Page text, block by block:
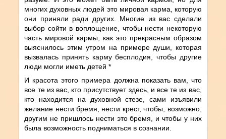
многих духовных людей это мировая карма, которую
они приняли ради других. Многие из вас сделали
выбор сойти в воплощение, чтобы нести некоторую
часть мировой кармы, как это прекрасным образом
выяснилось этим утром на примере души, которая
вызвалась принять карму бесплодия, чтобы другие
люди могли иметь детей *
И красота этого примера должна показать вам, что
все те из вас, кто присутствует здесь, и все те из вас,
кто находится на духовной стезе, сами изъявили
желание нести бремя, нести крест, чтобы, возможно,
другим не пришлось нести это бремя, и чтобы у них
была возможность подниматься в сознании.